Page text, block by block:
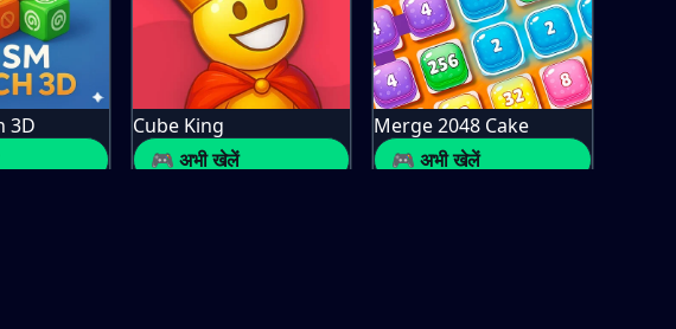
3D
Cube King
🎮 अभी खेलें
Merge 2048 Cake
🎮 अभी खेलें